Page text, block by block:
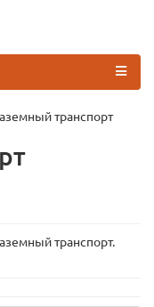
транспорт
транспорт.